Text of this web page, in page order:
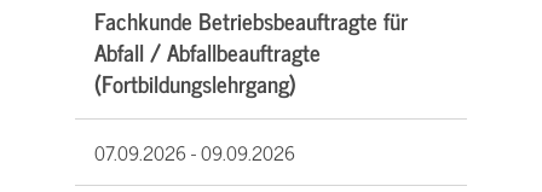
Fachkunde Betriebsbeauftragte für
Abfall / Abfallbeauftragte
(Fortbildungslehrgang)
07.09.2026 -09.09.2026